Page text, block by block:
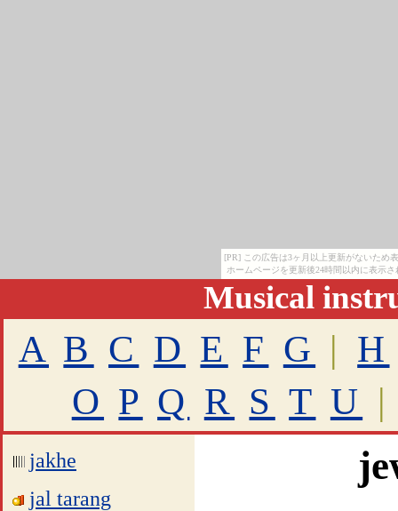
[PR] この広告は3ヶ月以上更新がないため
ホームページを更新後24時間以内に表示
Musical
A B C D E F G | H
O P Q R S T U |
jakhe
jal tarang